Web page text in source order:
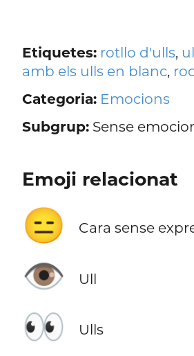
Etiquetes: rotllo d'ulls,
amb els ulls en blanc,
Categoria: Emocions
Subgrup:Sense
Emoji relacionat
😑 Cara sense
👁️ Ull
👀 Ulls